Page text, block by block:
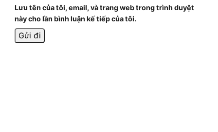
Lưu tên của tôi, email, và trang web trong trình duyệt
này cho lần bình luận kế tiếp của tôi.